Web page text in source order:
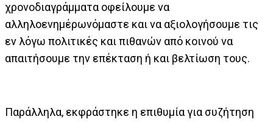
χρονοδιαγράμματα οφείλουμε να
αλληλοενημέρωνόμαστε και να αξιολογήσουμε τις
εν λόγω πολιτικές και πιθανών από κοινού να
απαιτήσουμε την επέκταση ή και βελτίωση τους.
Παράλληλα, εκφράστηκε η επιθυμία για συζήτηση